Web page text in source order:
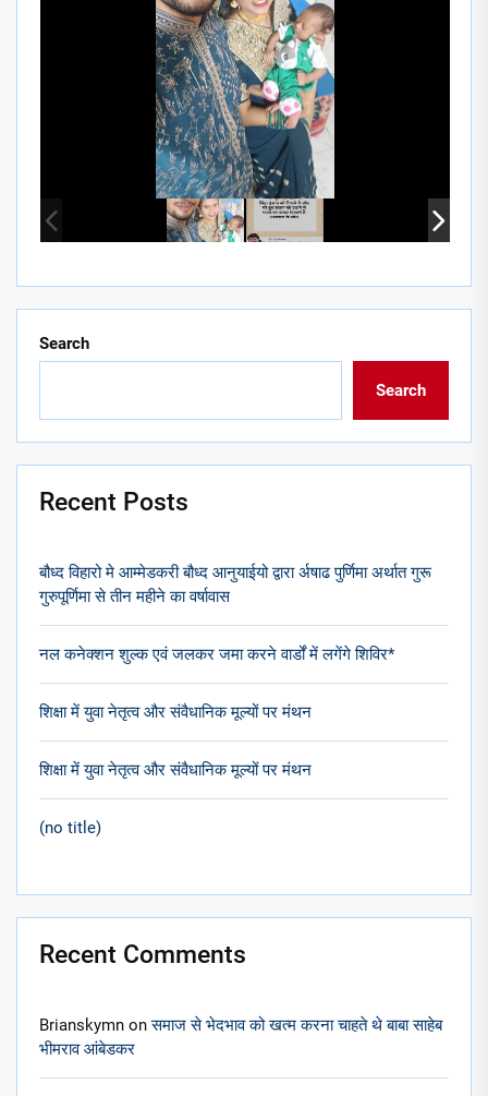
Search
Search
Recent Posts
बौध्द विहारो मे आम्मेडकरी बौध्द आनुयाईयो द्वारा र्अषाढ पुर्णिमा अर्थात गुरू
गुरुपूर्णिमा से तीन महीने का वर्षावास
नल कनेक्शन शुल्क एवं जलकर जमा करने वार्डों में लगेंगे शिविर*
शिक्षा में युवा नेतृत्व और संवैधानिक मूल्यों पर मंथन
शिक्षा में युवा नेतृत्व और संवैधानिक मूल्यों पर मंथन
(no title)
Recent Comments
Brianskymn onसमाज से भेदभाव को खत्म करना चाहते थे बाबा साहेब
भीमराव आंबेडकर